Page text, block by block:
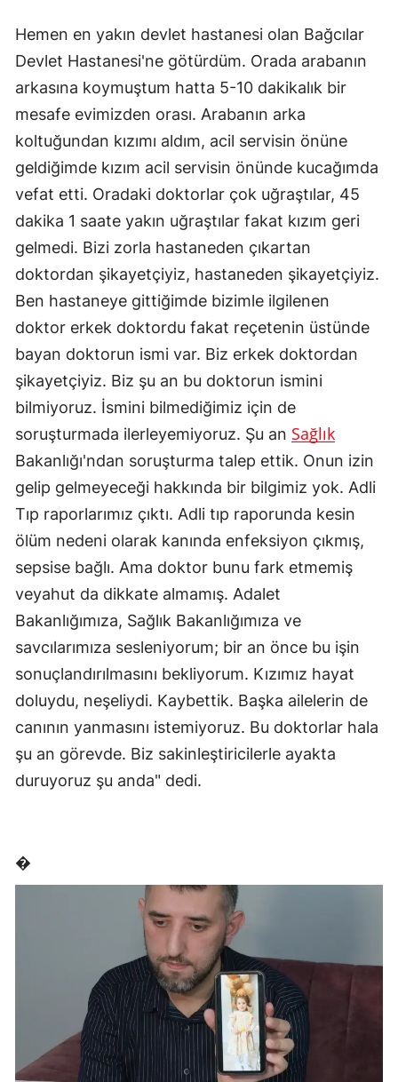
Hemen en yakın devlet hastanesi olan Bağcılar
Devlet Hastanesi'ne götürdüm. Orada arabanın
arkasına koymuştum hatta 5-10 dakikalık bir
mesafe evimizden orası. Arabanın arka
koltuğundan kızımı aldım, acil servisin önüne
geldiğimde kızım acil servisin önünde kucağımda
vefat etti. Oradaki doktorlar çok uğraştılar, 45
dakika 1 saate yakın uğraştılar fakat kızım geri
gelmedi. Bizi zorla hastaneden çıkartan
doktordan şikayetçiyiz, hastaneden şikayetçiyiz.
Ben hastaneye gittiğimde bizimle ilgilenen
doktor erkek doktordu fakat reçetenin üstünde
bayan doktorun ismi var. Biz erkek doktordan
şikayetçiyiz. Biz şu an bu doktorun ismini
bilmiyoruz. İsmini bilmediğimiz için de
soruşturmada ilerleyemiyoruz. Şu an Sağlık
Bakanlığı'ndan soruşturma talep ettik. Onun izin
gelip gelmeyeceği hakkında bir bilgimiz yok. Adli
Tıp raporlarımız çıktı. Adli tıp raporunda kesin
ölüm nedeni olarak kanında enfeksiyon çıkmış,
sepsise bağlı. Ama doktor bunu fark etmemiş
veyahut da dikkate almamış. Adalet
Bakanlığımıza, Sağlık Bakanlığımıza ve
savcılarımıza sesleniyorum; bir an önce bu işin
sonuçlandırılmasını bekliyorum. Kızımız hayat
doluydu, neşeliydi. Kaybettik. Başka ailelerin de
canının yanmasını istemiyoruz. Bu doktorlar hala
şu an görevde. Biz sakinleştiricilerle ayakta
duruyoruz şu anda" dedi.
�